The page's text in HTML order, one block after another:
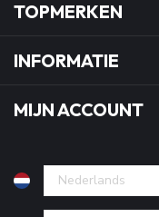
TOPMERKEN
INFORMATIE
MIJN ACCOUNT